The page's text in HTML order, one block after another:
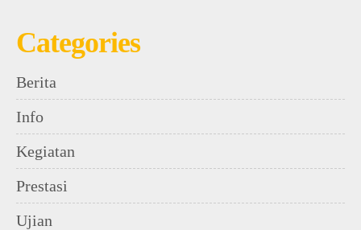
Categories
Berita
Info
Kegiatan
Prestasi
Ujian